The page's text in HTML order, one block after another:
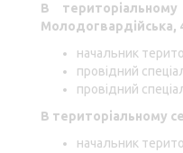
В
Молодогвардійська,
начальник
провідний
провідний
В територіальному
начальник